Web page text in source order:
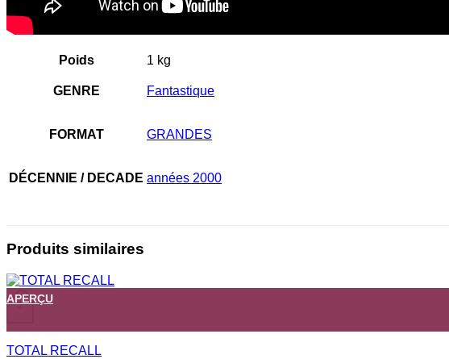
Poids 1 kg
GENRE Fantastique
FORMAT GRANDES
DÉCENNIE / DECADE années 2000
Produits similaires
+
APERÇU
TOTAL RECALL